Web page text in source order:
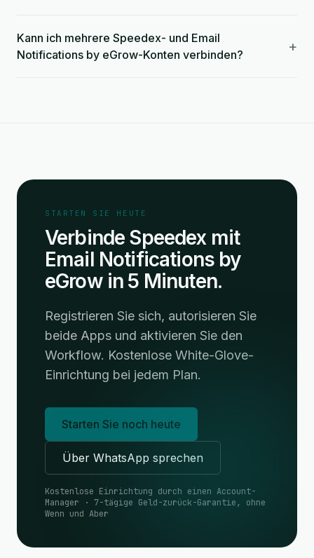
Kann ich mehrere Speedex- und Email
Notifications by eGrow-Konten verbinden?
+
STARTEN SIE HEUTE
Verbinde Speedex mit
Email Notifications by
eGrow in 5 Minuten.
Registrieren Sie sich, autorisieren Sie
beide Apps und aktivieren Sie den
Workflow. Kostenlose White-Glove-
Einrichtung bei jedem Plan.
Starten Sie noch heute
Über WhatsApp sprechen
Kostenlose Einrichtung durch einen Account-
Manager · 7-tägige Geld-zurück-Garantie, ohne
Wenn und Aber